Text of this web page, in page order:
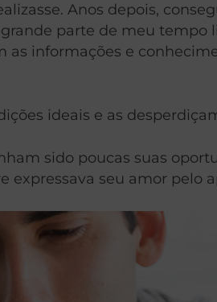
Anos depois,
parte de meu
informações e
ideais e as
sido poucas suas
expressava seu amor pelo